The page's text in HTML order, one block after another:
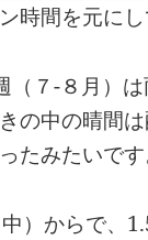
時間を元にし
７-８月）
の中の晴間
たみたいです
）からで、